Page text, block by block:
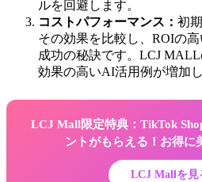
ルを回避します。
コストパフォーマンス： 初
その効果を比較し、ROIの
成功の秘訣です。LCJ
効果の高いAI活用例が増加し
LCJ Mall限定特典：TikTok
ントがもらえる！お得に
LCJ Mallを